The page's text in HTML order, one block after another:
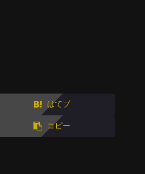
はてブ
コピー